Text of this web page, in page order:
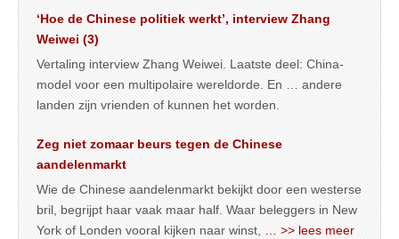
‘Hoe de Chinese politiek werkt’, interview Zhang
Weiwei (3)
Vertaling interview Zhang Weiwei. Laatste deel: China-
model voor een multipolaire wereldorde. En … andere
landen zijn vrienden of kunnen het worden.
Zeg niet zomaar beurs tegen de Chinese
aandelenmarkt
Wie de Chinese aandelenmarkt bekijkt door een westerse
bril, begrijpt haar vaak maar half. Waar beleggers in New
York of Londen vooral kijken naar winst, … >> lees meer